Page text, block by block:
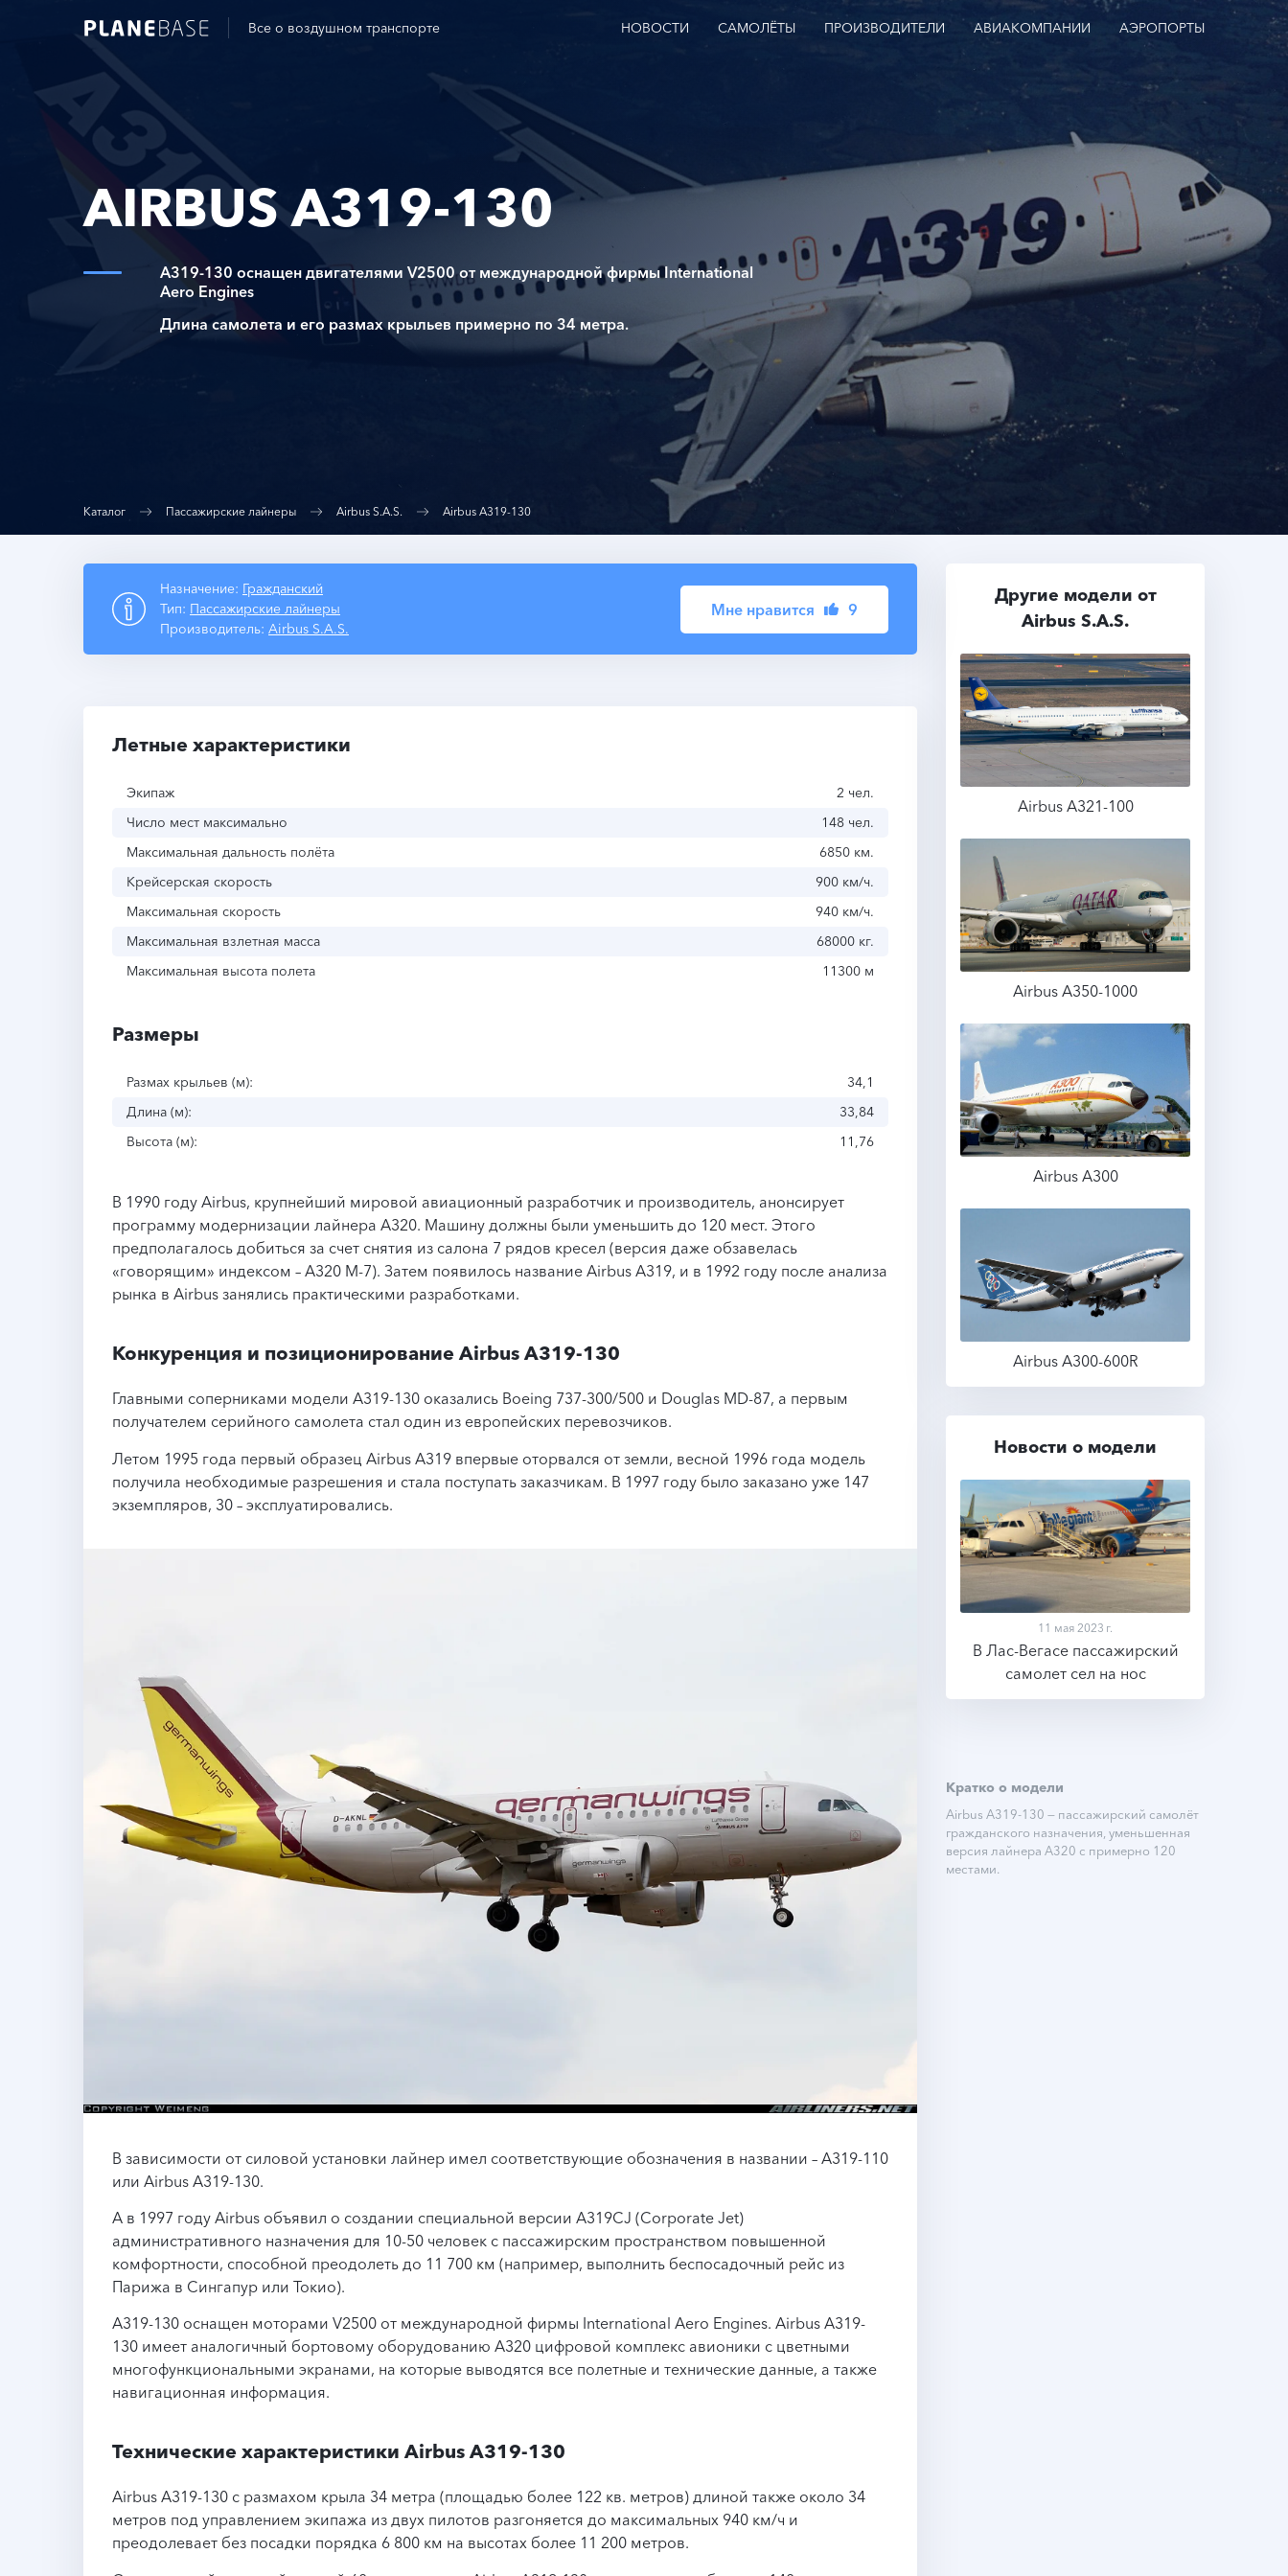
Все о воздушном транспорте НОВОСТИ САМОЛЁТЫ ПРОИЗВОДИТЕЛИ АВИАКОМПАНИИ АЭРОПОРТЫ
AIRBUS A319-130
A319-130 оснащен двигателями V2500 от международной фирмы International
Aero Engines
Длина самолета и его размах крыльев примерно по 34 метра.
Каталог Пассажирские лайнеры Airbus S.A.S. Airbus A319-130
Назначение: Гражданский
Тип: Пассажирские лайнеры
Производитель: Airbus S.A.S.
Мне нравится 9
Летные характеристики
Экипаж
2 чел.
Число мест максимально
148 чел.
Максимальная дальность полёта
6850 км.
Крейсерская скорость
900 км/ч.
Максимальная скорость
940 км/ч.
Максимальная взлетная масса
68000 кг.
Максимальная высота полета
11300 м
Размеры
Размах крыльев (м):
34,1
Длина (м):
33,84
Высота (м):
11,76
В 1990 году Airbus, крупнейший мировой авиационный разработчик и производитель, анонсирует
программу модернизации лайнера А320. Машину должны были уменьшить до 120 мест. Этого
предполагалось добиться за счет снятия из салона 7 рядов кресел (версия даже обзавелась
«говорящим» индексом – А320 М-7). Затем появилось название Airbus A319, и в 1992 году после анализа
рынка в Airbus занялись практическими разработками.
Конкуренция и позиционирование Airbus A319-130
Главными соперниками модели A319-130 оказались Boeing 737-300/500 и Douglas MD-87, а первым
получателем серийного самолета стал один из европейских перевозчиков.
Летом 1995 года первый образец Airbus А319 впервые оторвался от земли, весной 1996 года модель
получила необходимые разрешения и стала поступать заказчикам. В 1997 году было заказано уже 147
экземпляров, 30 – эксплуатировались.
В зависимости от силовой установки лайнер имел соответствующие обозначения в названии – А319-110
или Airbus A319-130.
А в 1997 году Airbus объявил о создании специальной версии A319CJ (Corporate Jet)
административного назначения для 10-50 человек с пассажирским пространством повышенной
комфортности, способной преодолеть до 11 700 км (например, выполнить беспосадочный рейс из
Парижа в Сингапур или Токио).
A319-130 оснащен моторами V2500 от международной фирмы International Aero Engines. Airbus A319-
130 имеет аналогичный бортовому оборудованию А320 цифровой комплекс авионики с цветными
многофункциональными экранами, на которые выводятся все полетные и технические данные, а также
навигационная информация.
Технические характеристики Airbus A319-130
Airbus A319-130 с размахом крыла 34 метра (площадью более 122 кв. метров) длиной также около 34
метров под управлением экипажа из двух пилотов разгоняется до максимальных 940 км/ч и
преодолевает без посадки порядка 6 800 км на высотах более 11 200 метров.
Другие модели от
Airbus S.A.S.
Airbus A321-100
Подробнее
Airbus A350-1000
Airbus A300
Airbus A300-600R
Новости о модели
Подробнее
11 мая 2023 г.
В Лас-Вегасе пассажирский
самолет сел на нос
Кратко о модели
Airbus A319-130 — пассажирский самолёт
гражданского назначения, уменьшенная
версия лайнера A320 с примерно 120
местами.